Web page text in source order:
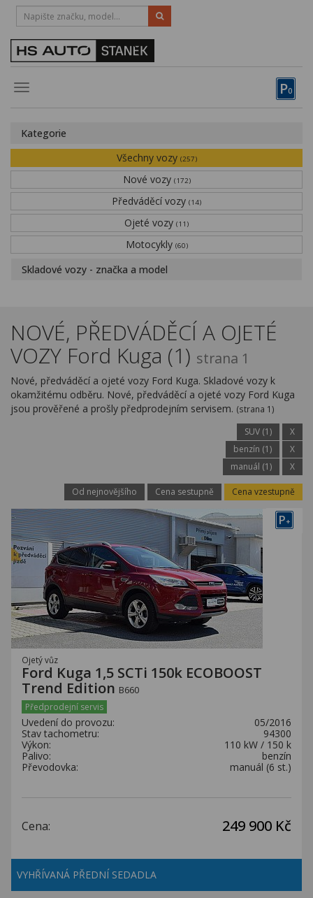
P0
Toggle
HOTLINE:
STRAKONICE-383 335 366
Obytné vozy
Financování
Novinky
Kontakty
Kategorie
Všechny vozy (257)
Nové vozy (172)
Předváděcí vozy (14)
Ojeté vozy (11)
Motocykly (60)
Skladové vozy - značka a model
NOVÉ, PŘEDVÁDĚCÍ A OJETÉ
VOZY Ford Kuga (1) strana 1
Nové, předváděcí a ojeté vozy Ford Kuga. Skladové vozy k
okamžitému odběru. Nové, předváděcí a ojeté vozy Ford Kuga
jsou prověřené a prošly předprodejním servisem. (strana 1)
SUV (1)
X
benzín (1)
X
manuál (1)
X
Od nejnovějšího Cena sestupně Cena vzestupně
P+
Ojetý vůz
Ford Kuga 1,5 SCTi 150k ECOBOOST
Trend Edition B660
Předprodejní servis
Uvedení do provozu:
05/2016
Stav tachometru:
94300
Výkon:
110 kW / 150 k
Palivo:
benzín
Převodovka:
manuál (6 st.)
Cena: 249 900 Kč
VYHŘÍVANÁ PŘEDNÍ SEDADLA